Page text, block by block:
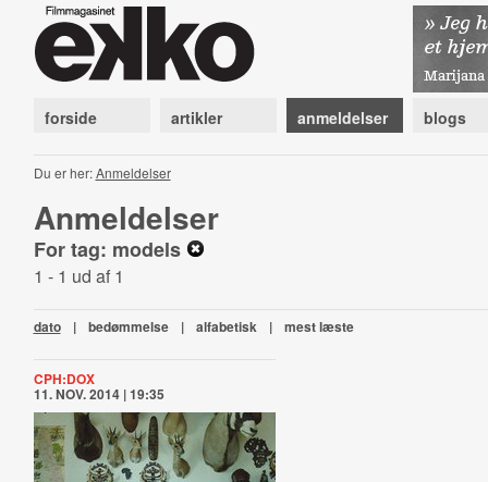
forside artikler anmeldelser blogs
Du er her:Anmeldelser
Anmeldelser
For tag: models
1 - 1 ud af 1
dato | bedømmelse | alfabetisk | mest læste
CPH:DOX
11. NOV. 2014 | 19:35